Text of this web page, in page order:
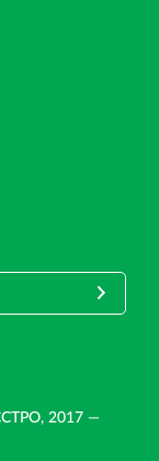
2017 —